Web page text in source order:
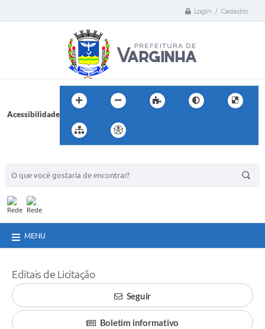
Login / Cadastro
Acessibilidade
MENU
Editais de Licitação
Seguir
Boletim informativo